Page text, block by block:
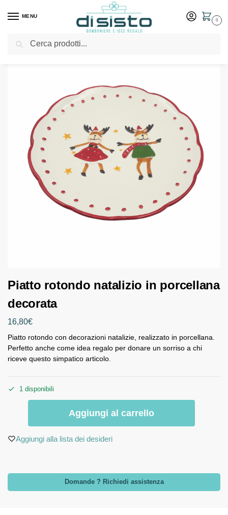
MENU
0
Home Shop Piatto rotondo natalizio in porcellana decorata
Piatto rotondo natalizio in porcellana
decorata
16,80€
Piatto rotondo con decorazioni natalizie, realizzato in porcellana.
Perfetto anche come idea regalo per donare un sorriso a chi
riceve questo simpatico articolo.
1 disponibili
Aggiungi al carrello
Aggiungi alla lista dei desideri
Domande ? Richiedi assistenza